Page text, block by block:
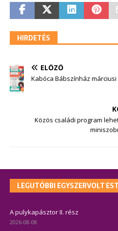
HIRDETÉS
ELŐZŐ
Kabóca Bábszínház
Közös családi program
LEGUTÓBBI EGYSZERVOLT
A pulykapásztor II. rész
2026-08-08